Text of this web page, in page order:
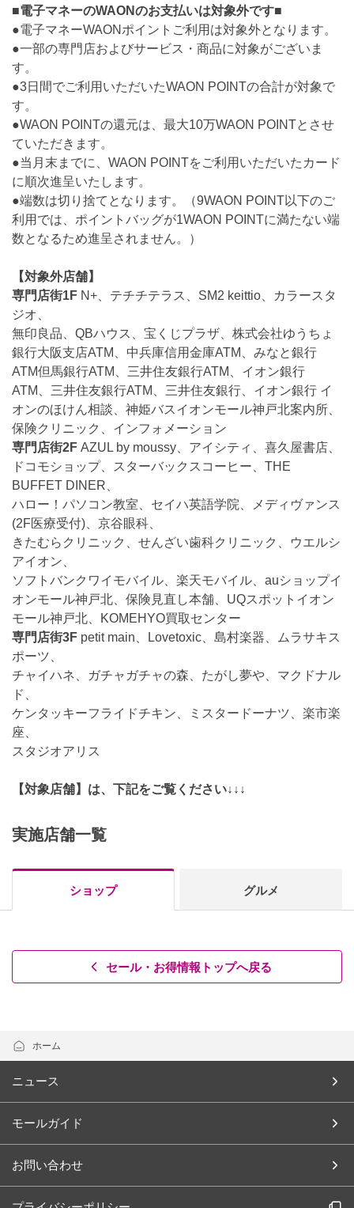
■電子マネーのWAONのお支払いは対象外です■
●電子マネーWAONポイントご利用は対象外となります。
●一部の専門店およびサービス・商品に対象がございま
す。
●3日間でご利用いただいたWAON POINTの合計が対象で
す。
●WAON POINTの還元は、最大10万WAON POINTとさせ
ていただきます。
●当月末までに、WAON POINTをご利用いただいたカード
に順次進呈いたします。
●端数は切り捨てとなります。（9WAON POINT以下のご
利用では、ポイントバッグが1WAON POINTに満たない端
数となるため進呈されません。）
【対象外店舗】
専門店街1F N+、テチチテラス、SM2 keittio、カラースタ
ジオ、
無印良品、QBハウス、宝くじプラザ、株式会社ゆうちょ
銀行大阪支店ATM、中兵庫信用金庫ATM、みなと銀行
ATM但馬銀行ATM、三井住友銀行ATM、イオン銀行
ATM、三井住友銀行ATM、三井住友銀行、イオン銀行 イ
オンのほけん相談、神姫バスイオンモール神戸北案内所、
保険クリニック、インフォメーション
専門店街2F AZUL by moussy、アイシティ、喜久屋書店、
ドコモショップ、スターバックスコーヒー、THE
BUFFET DINER、
ハロー！パソコン教室、セイハ英語学院、メディヴァンス
(2F医療受付)、京谷眼科、
きたむらクリニック、せんざい歯科クリニック、ウエルシ
アイオン、
ソフトバンクワイモバイル、楽天モバイル、auショップイ
オンモール神戸北、保険見直し本舗、UQスポットイオン
モール神戸北、KOMEHYO買取センター
専門店街3F petit main、Lovetoxic、島村楽器、ムラサキス
ポーツ、
チャイハネ、ガチャガチャの森、たがし夢や、マクドナル
ド、
ケンタッキーフライドチキン、ミスタードーナツ、楽市楽
座、
スタジオアリス
【対象店舗】は、下記をご覧ください↓↓↓
実施店舗一覧
ショップ グルメ
セール・お得情報トップへ戻る
ホーム
ニュース
モールガイド
お問い合わせ